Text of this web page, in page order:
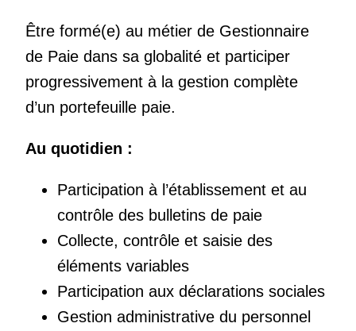
Être formé(e) au métier de Gestionnaire
de Paie dans sa globalité et participer
progressivement à la gestion complète
d’un portefeuille paie.
Au quotidien :
Participation à l’établissement et au
contrôle des bulletins de paie
Collecte, contrôle et saisie des
éléments variables
Participation aux déclarations sociales
Gestion administrative du personnel